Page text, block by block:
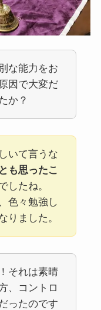
な能力をお
因で大変だ
か？
いて言うな
も思ったこ
したね。
色々勉強し
りました。
それは素晴
、コントロ
ったのです